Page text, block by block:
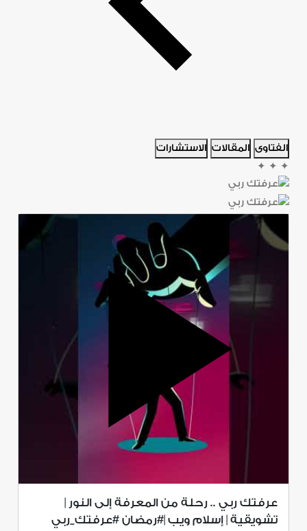
الفتاوى المقالات الاستشارات
✦
✦
✦
عرفتك ربي .. رحلة من المعرفة إلى النور |
تشويقية | إسلام ويب |#رمضان #عرفتك_ربي